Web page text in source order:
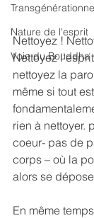
Nature de l'esprit
Voie du Bouddha
Nettoyez !
Nettoyez
nettoyez la
même si tout
rien à nettoyer.
coeur- pas de
corps – où la
alors se
En même